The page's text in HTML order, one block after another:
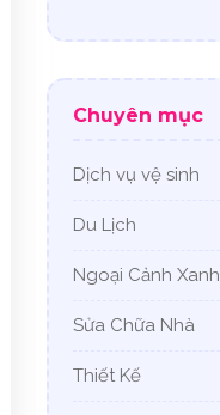
Cho
Trình
Chỗ
Nẵng
Dịch
Xe
Lịch
Huy
Chuyên mục
Dịch vụ vệ sinh
Du Lịch
Ngoại Cảnh Xanh
Sửa Chữa Nhà
Thiết Kế